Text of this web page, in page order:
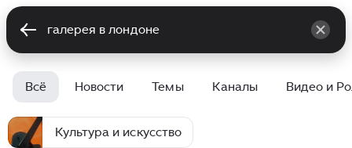
Всё Новости Темы Каналы Видео и
Культура и искусство